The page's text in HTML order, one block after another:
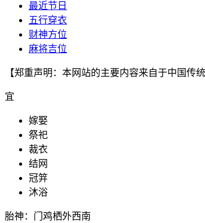
最近节日
五行穿衣
财神方位
麻将吉位
【郑重声明：本网站的主要内容来自于中国传
宜
嫁娶
祭祀
裁衣
结网
冠笄
沐浴
胎神：门鸡栖外西南